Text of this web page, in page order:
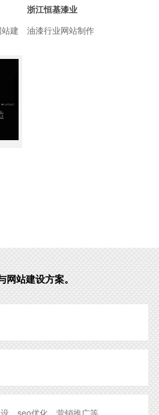
建
浙江恒基漆业
油漆行业网站制作
站建设方案。